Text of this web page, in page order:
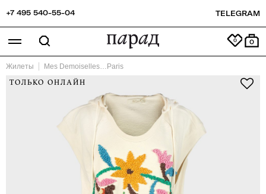
+7 495 540-55-04 TELEGRAM
0
Жилеты Mes Demoiselles…Paris
ТОЛЬКО ОНЛАЙН